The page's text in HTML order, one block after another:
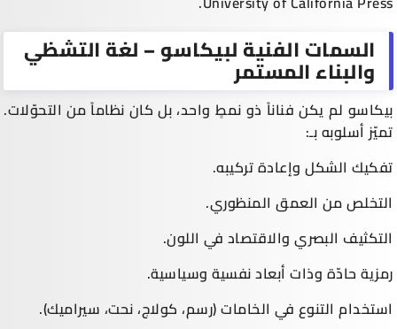
السمات الفنية لبيكاسو – لغة التشظي
والبناء المستمر
بيكاسو لم يكن فناناً ذو نمطٍ واحد، بل كان نظاماً من التحوّلات.
تميّز أسلوبه بـ:
تفكيك الشكل وإعادة تركيبه.
التخلص من العمق المنظوري.
التكثيف البصري والاقتصاد في اللون.
رمزية حادّة وذات أبعاد نفسية وسياسية.
استخدام التنوع في الخامات (رسم، كولاج، نحت، سيراميك).